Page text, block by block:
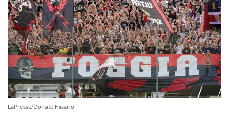
LaPresse/Donato Fasano